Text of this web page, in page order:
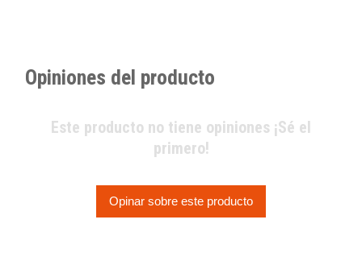
Opiniones del producto
Este producto no tiene opiniones ¡Sé el
primero!
Opinar sobre este producto